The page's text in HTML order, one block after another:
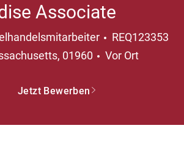
Associate
REQ123353
01960 Vor Ort
Jetzt Bewerben